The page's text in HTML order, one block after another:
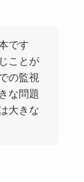
です
ことが
の監視
な問題
大きな